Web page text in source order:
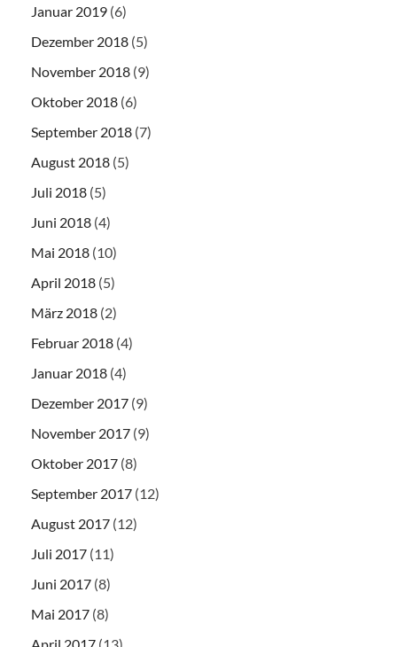
Januar 2019 (6)
Dezember 2018 (5)
November 2018 (9)
Oktober 2018 (6)
September 2018 (7)
August 2018 (5)
Juli 2018 (5)
Juni 2018 (4)
Mai 2018 (10)
April 2018 (5)
März 2018 (2)
Februar 2018 (4)
Januar 2018 (4)
Dezember 2017 (9)
November 2017 (9)
Oktober 2017 (8)
September 2017 (12)
August 2017 (12)
Juli 2017 (11)
Juni 2017 (8)
Mai 2017 (8)